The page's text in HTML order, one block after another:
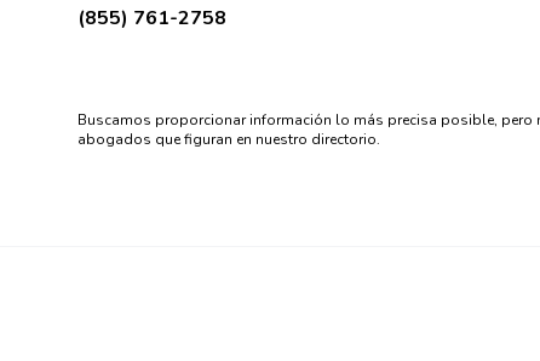
(855) 761-2758
Buscamos proporcionar información lo más precisa posible, pero
abogados que figuran en nuestro directorio.